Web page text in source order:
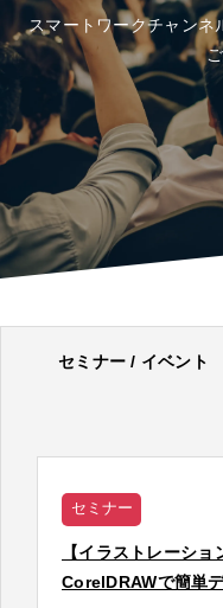
スマートワークチャンネ
セミナー / イベント
セミナー
【イラストレーシ
CorelDRAWで簡単